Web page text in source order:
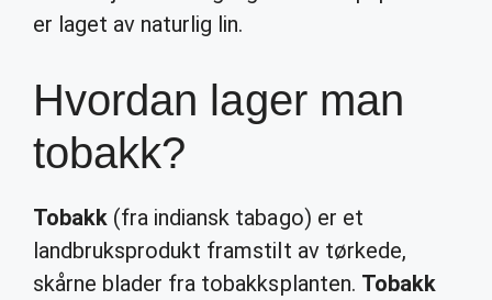
er laget av naturlig lin.
Hvordan lager man
tobakk?
Tobakk (fra indiansk tabago) er et
landbruksprodukt framstilt av tørkede,
skårne blader fra tobakksplanten. Tobakk